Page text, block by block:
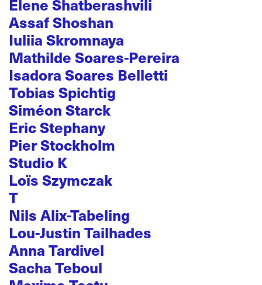
Elene Shatberashvili
Assaf Shoshan
Iuliia Skromnaya
Mathilde Soares-Pereira
Isadora Soares Belletti
Tobias Spichtig
Siméon Starck
Eric Stephany
Pier Stockholm
Studio K
Loïs Szymczak
T
Nils Alix-Tabeling
Lou-Justin Tailhades
Anna Tardivel
Sacha Teboul